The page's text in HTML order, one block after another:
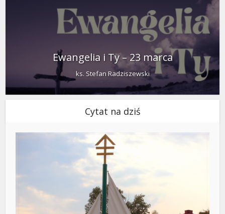
Ewangelia i Ty – 23 marca
ks. Stefan Radziszewski
Cytat na dziś